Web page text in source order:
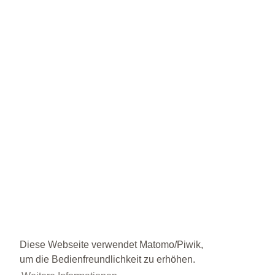
Diese Webseite verwendet Matomo/Piwik,
um die Bedienfreundlichkeit zu erhöhen.